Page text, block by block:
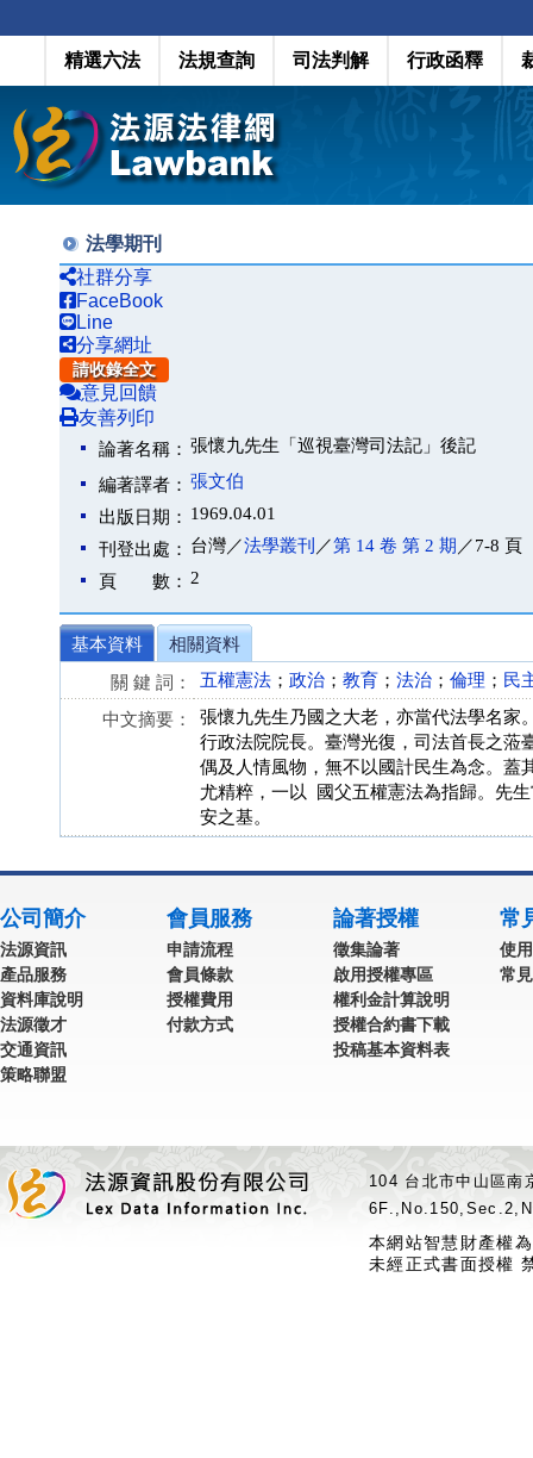
精選六法 法規查詢 司法判解 行政函釋
法學期刊
社群分享
FaceBook
Line
分享網址
請收錄全文
意見回饋
友善列印
論著名稱： 張懷九先生「巡視臺灣司法記」後記
編著譯者： 張文伯
出版日期： 1969.04.01
刊登出處： 台灣／法學叢刊 ／第 14 卷 第 2 期 ／7-8 頁
頁 數： 2
基本資料
相關資料
關 鍵 詞：
五權憲法 ； 政治 ； 教育 ； 法治 ； 倫理 ； 民
中文摘要：
張懷九先生乃國之大老，亦當代法學名家
行政法院院長。臺灣光復，司法首長之蒞
偶及人情風物，無不以國計民生為念。蓋
尤精粹，一以 國父五權憲法為指歸。先
安之基。
公司簡介
法源資訊
產品服務
資料庫說明
法源徵才
交通資訊
策略聯盟
會員服務
申請流程
會員條款
授權費用
付款方式
論著授權
徵集論著
啟用授權專區
權利金計算說明
授權合約書下載
投稿基本資料表
常
使
常
104 台北市中山區
本網站智慧財產權
未經正式書面授權